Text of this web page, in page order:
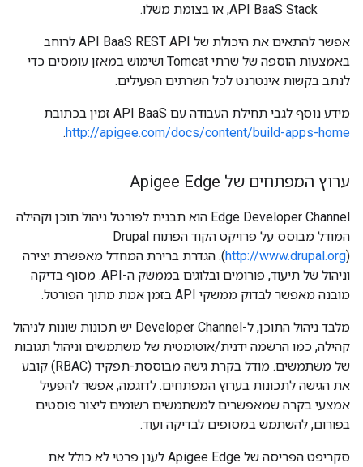
API BaaS Stack, או בצומת משלו.
אפשר להתאים את היכולת של API BaaS REST API לרוחב
באמצעות הוספה של שרתי Tomcat ושימוש במאזן עומסים כדי
לנתב בקשות אינטרנט לכל השרתים הפעילים.
מידע נוסף לגבי תחילת העבודה עם API BaaS זמין בכתובת
http://apigee.com/docs/content/build-apps-home
.
ערוץ המפתחים של Apigee Edge
Edge Developer Channel הוא תבנית לפורטל ניהול תוכן וקהילה.
המודל מבוסס על פרויקט הקוד הפתוח Drupal
(http://www.drupal.org ). הגדרת ברירת המחדל מאפשרת יצירה
וניהול של תיעוד, פורומים ובלוגים בממשק ה-API. מסוף בדיקה
מובנה מאפשר לבדוק ממשקי API בזמן אמת מתוך הפורטל.
מלבד ניהול התוכן, ל-Developer Channel יש תכונות שונות לניהול
קהילה, כמו הרשמה ידנית/אוטומטית של משתמשים וניהול תגובות
של משתמשים. מודל בקרת גישה מבוססת-תפקיד (RBAC) קובע
את הגישה לתכונות בערוץ המפתחים. לדוגמה, אפשר להפעיל
אמצעי בקרה שמאפשרים למשתמשים רשומים ליצור פוסטים
בפורום, להשתמש במסופים לבדיקה ועוד.
סקריפט הפריסה של Apigee Edge לענן פרטי לא כולל את